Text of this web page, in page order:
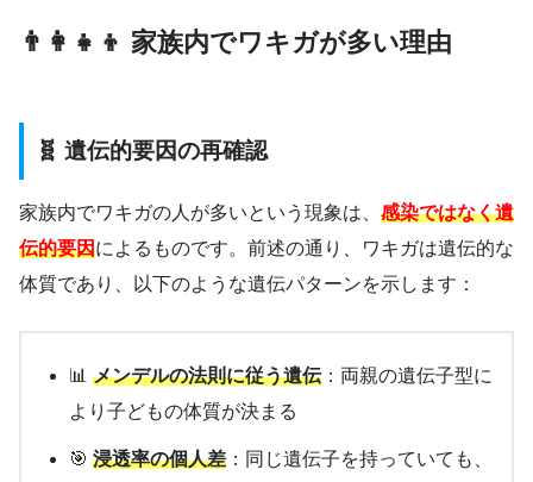
👨‍👩‍👧‍👦 家族内でワキガが多い理由
🧬 遺伝的要因の再確認
家族内でワキガの人が多いという現象は、 感染ではなく遺
伝的要因によるものです。前述の通り、ワキガは遺伝的な
体質であり、以下のような遺伝パターンを示します：
📊 メンデルの法則に従う遺伝：両親の遺伝子型に
より子どもの体質が決まる
🎯 浸透率の個人差 ：同じ遺伝子を持っていても、